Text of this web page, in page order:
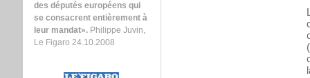
des députés européens qui
se consacrent entièrement à
leur mandat».Philippe Juvin,
Le Figaro 24.10.2008